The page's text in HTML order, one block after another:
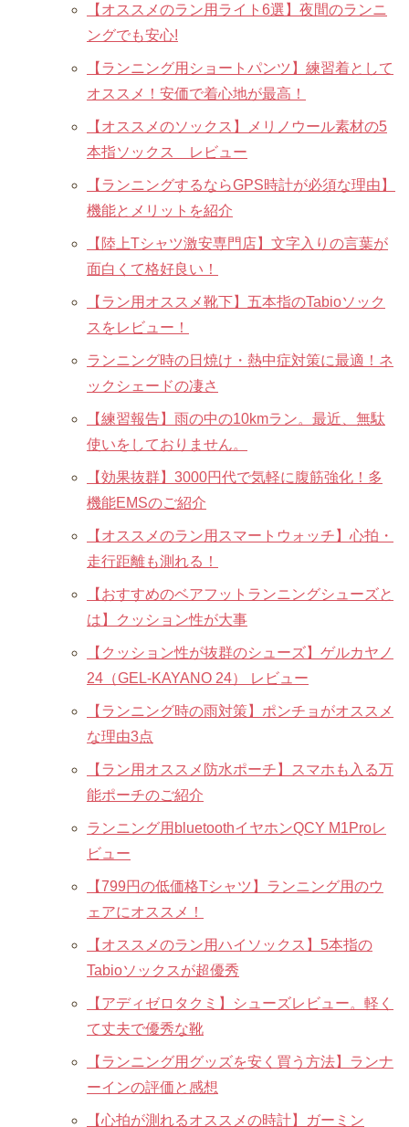
【オススメのラン用ライト6選】夜間のランニ
ングでも安心!
【ランニング用ショートパンツ】練習着として
オススメ！安価で着心地が最高！
【オススメのソックス】メリノウール素材の5
本指ソックス レビュー
【ランニングするならGPS時計が必須な理由】
機能とメリットを紹介
【陸上Tシャツ激安専門店】文字入りの言葉が
面白くて格好良い！
【ラン用オススメ靴下】五本指のTabioソック
スをレビュー！
ランニング時の日焼け・熱中症対策に最適！ネ
ックシェードの凄さ
【練習報告】雨の中の10kmラン。最近、無駄
使いをしておりません。
【効果抜群】3000円代で気軽に腹筋強化！多
機能EMSのご紹介
【オススメのラン用スマートウォッチ】心拍・
走行距離も測れる！
【おすすめのベアフットランニングシューズと
は】クッション性が大事
【クッション性が抜群のシューズ】ゲルカヤノ
24（GEL-KAYANO 24） レビュー
【ランニング時の雨対策】ポンチョがオススメ
な理由3点
【ラン用オススメ防水ポーチ】スマホも入る万
能ポーチのご紹介
ランニング用bluetoothイヤホンQCY M1Proレ
ビュー
【799円の低価格Tシャツ】ランニング用のウ
ェアにオススメ！
【オススメのラン用ハイソックス】5本指の
Tabioソックスが超優秀
【アディゼロタクミ】シューズレビュー。軽く
て丈夫で優秀な靴
【ランニング用グッズを安く買う方法】ランナ
ーインの評価と感想
【心拍が測れるオススメの時計】ガーミン